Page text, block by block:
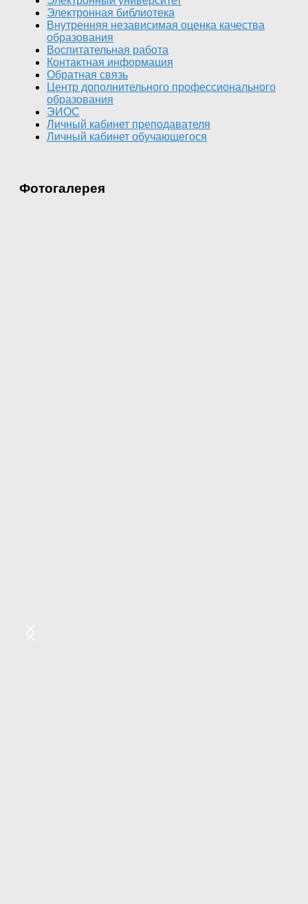
Электронная библиотека
Внутренняя независимая оценка качества
образования
Воспитательная работа
Контактная информация
Обратная связь
Центр дополнительного профессионального
образования
ЭИОС
Личный кабинет преподавателя
Личный кабинет обучающегося
Фотогалерея